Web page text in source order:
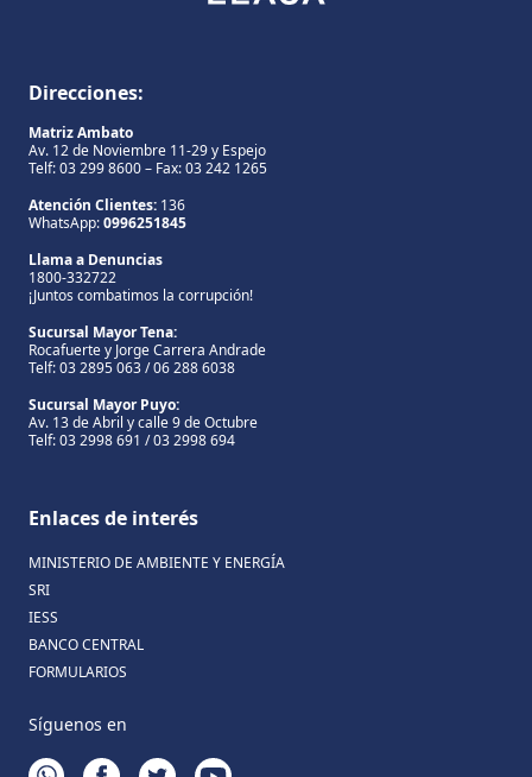
Direcciones:
Matriz Ambato
Av. 12 de Noviembre 11-29 y Espejo
Telf: 03 299 8600 – Fax: 03 242 1265
Atención Clientes: 136
WhatsApp:0996251845
Llama a Denuncias
1800-332722
¡Juntos combatimos la corrupción!
Sucursal Mayor Tena:
Rocafuerte y Jorge Carrera Andrade
Telf: 03 2895 063 / 06 288 6038
Sucursal Mayor Puyo:
Av. 13 de Abril y calle 9 de Octubre
Telf: 03 2998 691 / 03 2998 694
Enlaces de interés
MINISTERIO DE AMBIENTE Y ENERGÍA
SRI
IESS
BANCO CENTRAL
FORMULARIOS
Síguenos en
WHATSAPPFACEBOOKTWITTERYOUTUBE